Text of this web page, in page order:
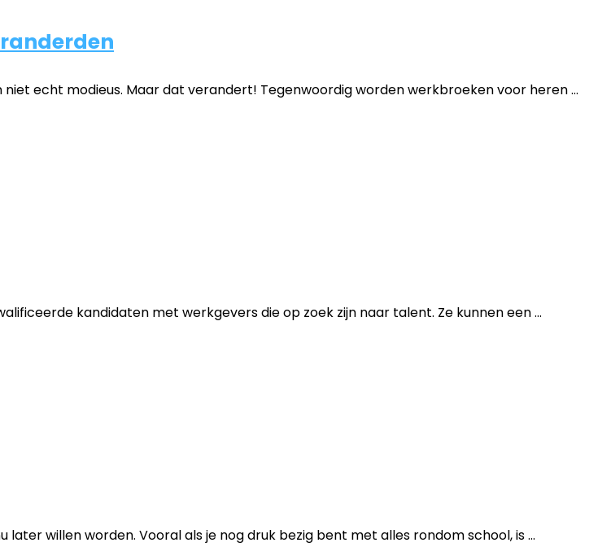
echt modieus. Maar dat verandert! Tegenwoordig worden werkbroeken voor heren ...
kandidaten met werkgevers die op zoek zijn naar talent. Ze kunnen een ...
willen worden. Vooral als je nog druk bezig bent met alles rondom school, is ...